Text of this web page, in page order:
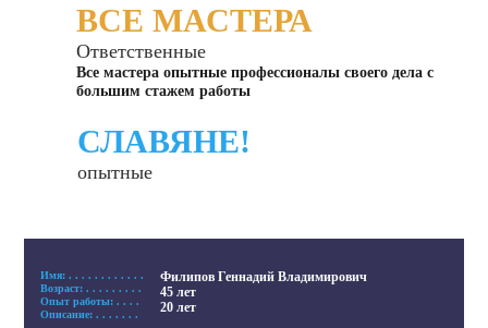
ВСЕ МАСТЕРА
Ответственные
Все мастера опытные профессионалы своего дела с
большим стажем работы
СЛАВЯНЕ!
опытные
Имя: . . . . . . . . . . . .
Возраст: . . . . . . . . .
Опыт работы: . . . .
Описание: . . . . . . .
Филипов Геннадий Владимирович
45 лет
20 лет